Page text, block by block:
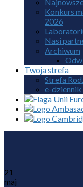
Konkurs
2026
Nasi
Archiwum
Twoja strefa
Strefa
e-dziennik
21
maj